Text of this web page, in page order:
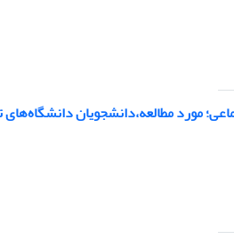
مورد مطالعه،‌دانشجویان